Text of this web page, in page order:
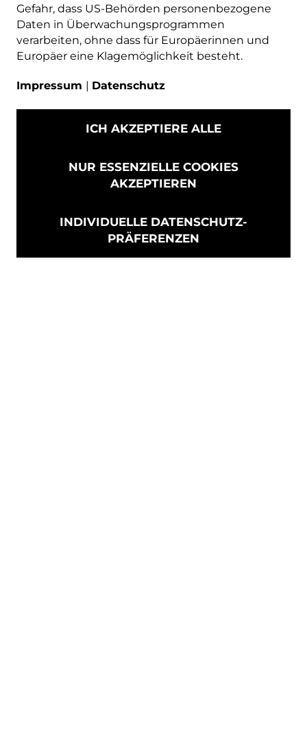
Gefahr, dass US-Behörden personenbezogene
Daten in Überwachungsprogrammen
verarbeiten, ohne dass für Europäerinnen und
Europäer eine Klagemöglichkeit besteht.
Impressum | Datenschutz
ICH AKZEPTIERE ALLE
NUR ESSENZIELLE COOKIES
AKZEPTIEREN
INDIVIDUELLE DATENSCHUTZ-
PRÄFERENZEN